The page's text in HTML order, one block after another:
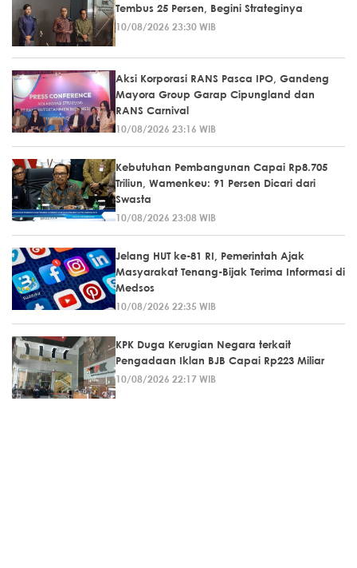
Tembus 25 Persen, Begini Strateginya
10/08/2026 23:30 WIB
Aksi Korporasi RANS Pasca IPO, Gandeng
Mayora Group Garap Cipungland dan
RANS Carnival
10/08/2026 23:16 WIB
Kebutuhan Pembangunan Capai Rp8.705
Triliun, Wamenkeu: 91 Persen Dicari dari
Swasta
10/08/2026 23:08 WIB
Jelang HUT ke-81 RI, Pemerintah Ajak
Masyarakat Tenang-Bijak Terima Informasi di
Medsos
10/08/2026 22:35 WIB
KPK Duga Kerugian Negara terkait
Pengadaan Iklan BJB Capai Rp223 Miliar
10/08/2026 22:17 WIB